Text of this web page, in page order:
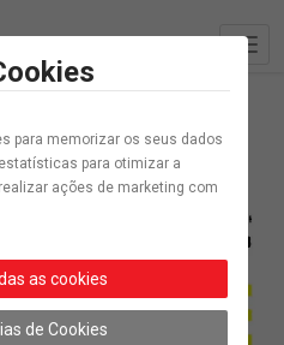
um cartune de José Sarmento
para memorizar os seus dados
para otimizar a
ações de marketing com
as cookies
de Cookies